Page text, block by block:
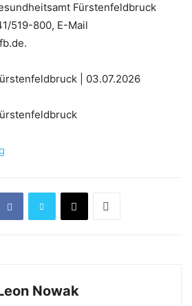
Fürstenfeldbruck
519-800, E-Mail
| 03.07.2026
Nowak